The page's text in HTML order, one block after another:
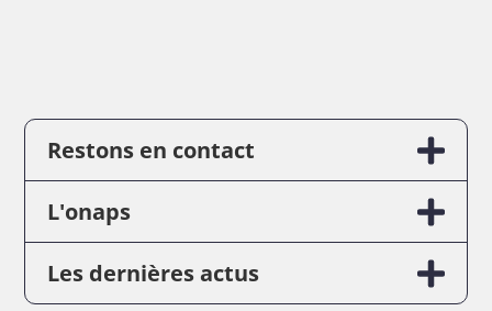
Restons en contact
L'onaps
Les dernières actus